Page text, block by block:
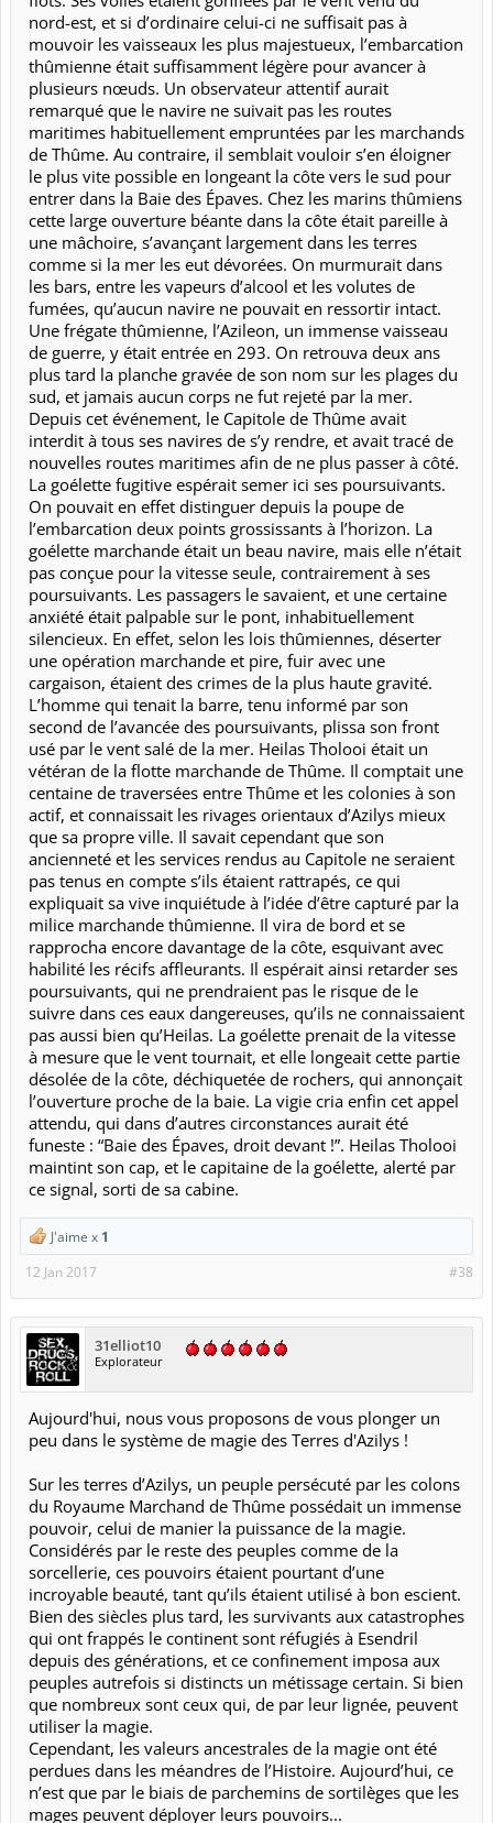
nord-est, et si d’ordinaire celui-ci ne suffisait pas à
mouvoir les vaisseaux les plus majestueux, l’embarcation
thûmienne était suffisamment légère pour avancer à
plusieurs nœuds. Un observateur attentif aurait
remarqué que le navire ne suivait pas les routes
maritimes habituellement empruntées par les marchands
de Thûme. Au contraire, il semblait vouloir s’en éloigner
le plus vite possible en longeant la côte vers le sud pour
entrer dans la Baie des Épaves. Chez les marins thûmiens
cette large ouverture béante dans la côte était pareille à
une mâchoire, s’avançant largement dans les terres
comme si la mer les eut dévorées. On murmurait dans
les bars, entre les vapeurs d’alcool et les volutes de
fumées, qu’aucun navire ne pouvait en ressortir intact.
Une frégate thûmienne, l’Azileon, un immense vaisseau
de guerre, y était entrée en 293. On retrouva deux ans
plus tard la planche gravée de son nom sur les plages du
sud, et jamais aucun corps ne fut rejeté par la mer.
Depuis cet événement, le Capitole de Thûme avait
interdit à tous ses navires de s’y rendre, et avait tracé de
nouvelles routes maritimes afin de ne plus passer à côté.
La goélette fugitive espérait semer ici ses poursuivants.
On pouvait en effet distinguer depuis la poupe de
l’embarcation deux points grossissants à l’horizon. La
goélette marchande était un beau navire, mais elle n’était
pas conçue pour la vitesse seule, contrairement à ses
poursuivants. Les passagers le savaient, et une certaine
anxiété était palpable sur le pont, inhabituellement
silencieux. En effet, selon les lois thûmiennes, déserter
une opération marchande et pire, fuir avec une
cargaison, étaient des crimes de la plus haute gravité.
L’homme qui tenait la barre, tenu informé par son
second de l’avancée des poursuivants, plissa son front
usé par le vent salé de la mer. Heilas Tholooi était un
vétéran de la flotte marchande de Thûme. Il comptait une
centaine de traversées entre Thûme et les colonies à son
actif, et connaissait les rivages orientaux d’Azilys mieux
que sa propre ville. Il savait cependant que son
ancienneté et les services rendus au Capitole ne seraient
pas tenus en compte s’ils étaient rattrapés, ce qui
expliquait sa vive inquiétude à l’idée d’être capturé par la
milice marchande thûmienne. Il vira de bord et se
rapprocha encore davantage de la côte, esquivant avec
habilité les récifs affleurants. Il espérait ainsi retarder ses
poursuivants, qui ne prendraient pas le risque de le
suivre dans ces eaux dangereuses, qu’ils ne connaissaient
pas aussi bien qu’Heilas. La goélette prenait de la vitesse
à mesure que le vent tournait, et elle longeait cette partie
désolée de la côte, déchiquetée de rochers, qui annonçait
l’ouverture proche de la baie. La vigie cria enfin cet appel
attendu, qui dans d’autres circonstances aurait été
funeste : “Baie des Épaves, droit devant !”. Heilas Tholooi
maintint son cap, et le capitaine de la goélette, alerté par
ce signal, sorti de sa cabine.
J'aime x 1
#38
12 Jan 2017
31elliot10
Explorateur
Aujourd'hui, nous vous proposons de vous plonger un
peu dans le système de magie des Terres d'Azilys !
Sur les terres d’Azilys, un peuple persécuté par les colons
du Royaume Marchand de Thûme possédait un immense
pouvoir, celui de manier la puissance de la magie.
Considérés par le reste des peuples comme de la
sorcellerie, ces pouvoirs étaient pourtant d’une
incroyable beauté, tant qu’ils étaient utilisé à bon escient.
Bien des siècles plus tard, les survivants aux catastrophes
qui ont frappés le continent sont réfugiés à Esendril
depuis des générations, et ce confinement imposa aux
peuples autrefois si distincts un métissage certain. Si bien
que nombreux sont ceux qui, de par leur lignée, peuvent
utiliser la magie.
Cependant, les valeurs ancestrales de la magie ont été
perdues dans les méandres de l’Histoire. Aujourd’hui, ce
n’est que par le biais de parchemins de sortilèges que les
mages peuvent déployer leurs pouvoirs...